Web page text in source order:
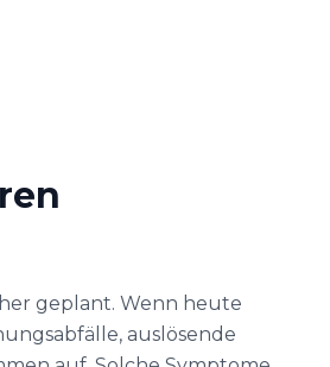
geplant. Wenn heute
auslösende